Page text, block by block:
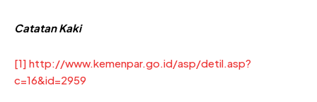
Catatan Kaki
[1] http://www.kemenpar.go.id/asp/detil.asp?
c=16&id=2959